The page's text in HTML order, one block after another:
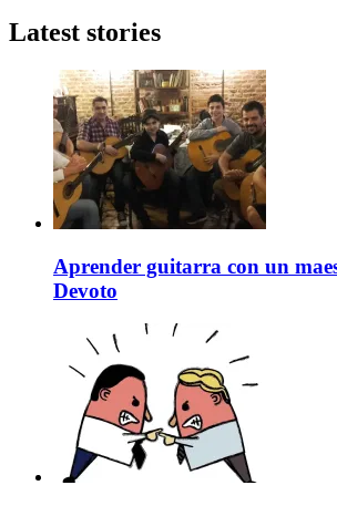
Latest stories
Aprender guitarra con un
Devoto